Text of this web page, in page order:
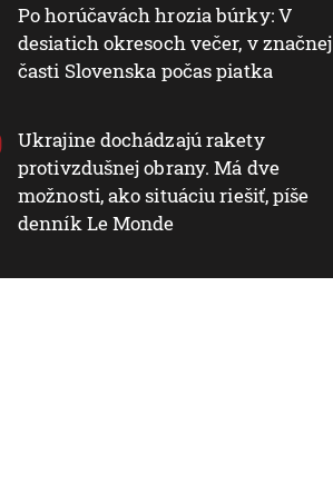
Po horúčavách hrozia búrky: V
desiatich okresoch večer, v značnej
časti Slovenska počas piatka
Ukrajine dochádzajú rakety
protivzdušnej obrany. Má dve
možnosti, ako situáciu riešiť, píše
denník Le Monde